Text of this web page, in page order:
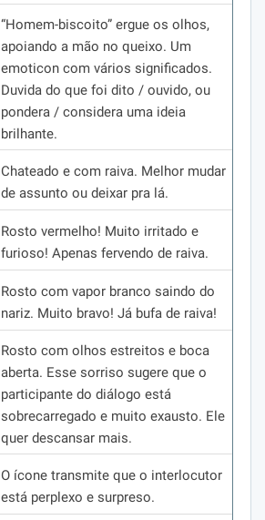
“Homem-biscoito” ergue os olhos,
apoiando a mão no queixo. Um
emoticon com vários significados.
Duvida do que foi dito / ouvido, ou
pondera / considera uma ideia
brilhante.
Chateado e com raiva. Melhor mudar
de assunto ou deixar pra lá.
Rosto vermelho! Muito irritado e
furioso! Apenas fervendo de raiva.
Rosto com vapor branco saindo do
nariz. Muito bravo! Já bufa de raiva!
Rosto com olhos estreitos e boca
aberta. Esse sorriso sugere que o
participante do diálogo está
sobrecarregado e muito exausto. Ele
quer descansar mais.
O ícone transmite que o interlocutor
está perplexo e surpreso.